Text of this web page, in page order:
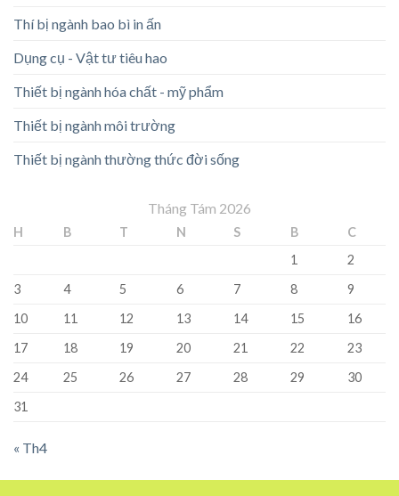
Thí bị ngành bao bì in ấn
Dụng cụ - Vật tư tiêu hao
Thiết bị ngành hóa chất - mỹ phẩm
Thiết bị ngành môi trường
Thiết bị ngành thường thức đời sống
Tháng Tám 2026
H B T N S B
C
1
2
3
4 5 6 7 8
9
10
11 12 13 14 15
16
17
18 19 20 21 22
23
24
25 26 27 28 29
30
31
« Th4